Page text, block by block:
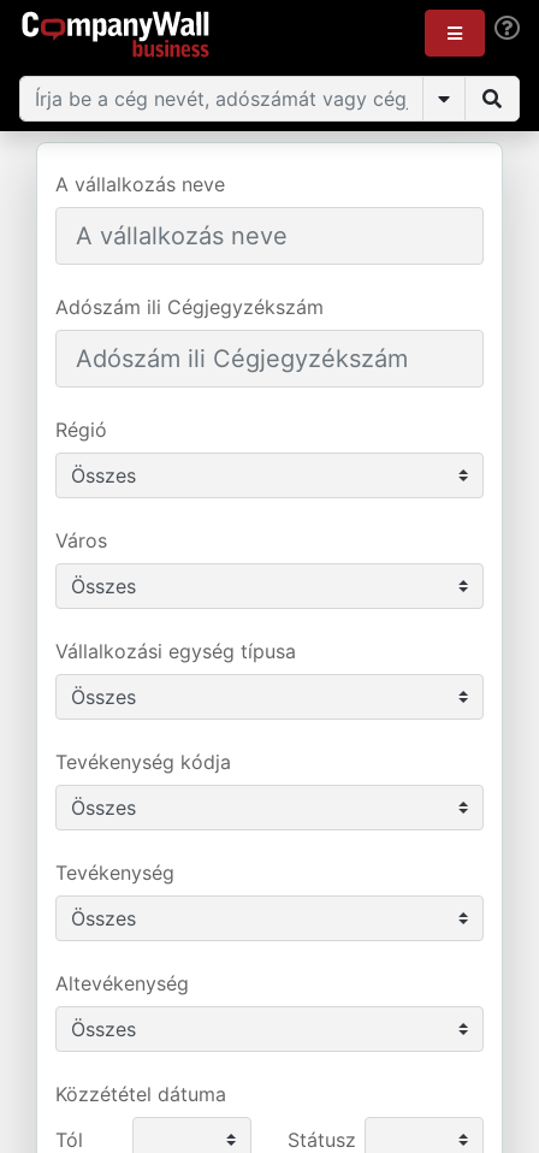
A vállalkozás neve
Adószám ili Cégjegyzékszám
Régió
Város
Vállalkozási egység típusa
Tevékenység kódja
Tevékenység
Altevékenység
Közzététel dátuma
Tól
Státusz